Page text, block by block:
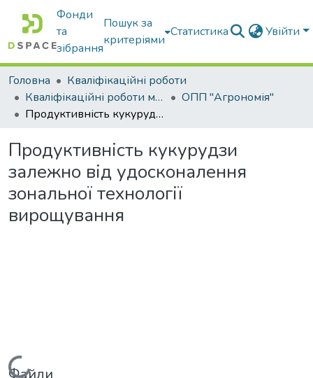
Фонди
та
зібрання
Пошук за
критеріями
Статистика Увійти
Головна
Кваліфікаційні роботи
Кваліфікаційні роботи магістрів
ОПП "Агрономія"
Продуктивність кукурудзи залежно від удосконалення зональної технології вирощування
Продуктивність кукурудзи
залежно від удосконалення
зональної технології
вирощування
Файли